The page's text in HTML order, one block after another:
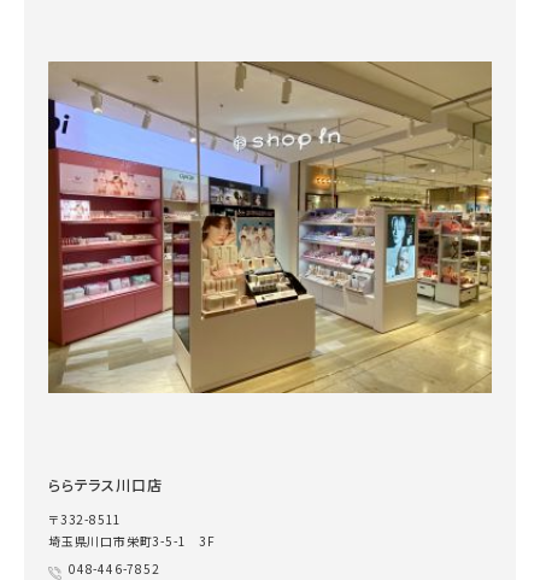
ららテラス川口店
〒332-8511
埼玉県川口市栄町3-5-1 3F
048-446-7852